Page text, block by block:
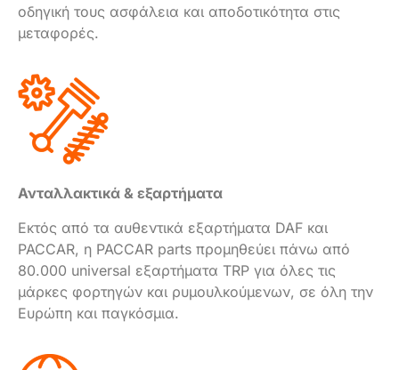
οδηγική τους ασφάλεια και αποδοτικότητα στις
μεταφορές.
Ανταλλακτικά & εξαρτήματα
Εκτός από τα αυθεντικά εξαρτήματα DAF και
PACCAR, η PACCAR parts προμηθεύει πάνω από
80.000 universal εξαρτήματα TRP για όλες τις
μάρκες φορτηγών και ρυμουλκούμενων, σε όλη την
Ευρώπη και παγκόσμια.